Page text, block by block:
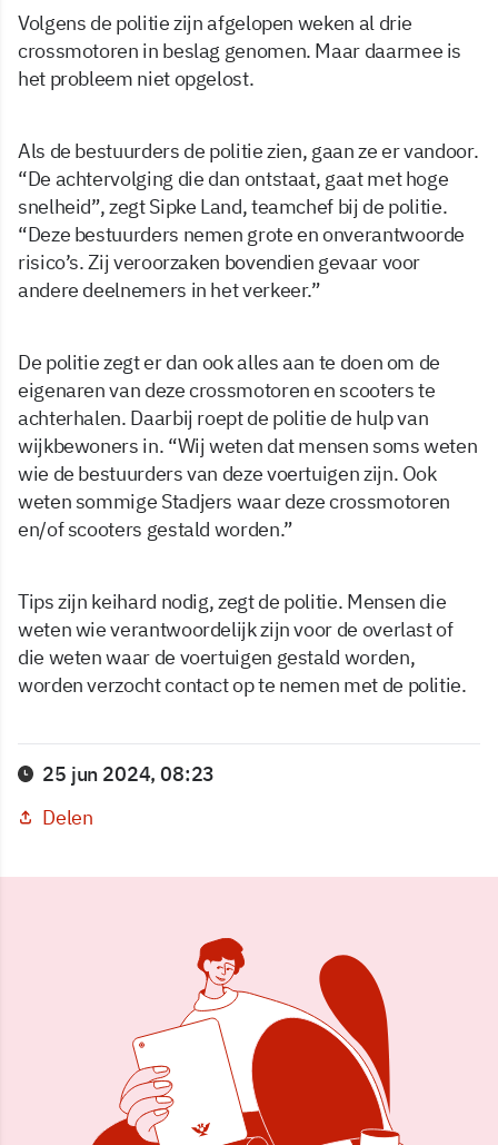
Volgens de politie zijn afgelopen weken al drie
crossmotoren in beslag genomen. Maar daarmee is
het probleem niet opgelost.
Als de bestuurders de politie zien, gaan ze er vandoor.
“De achtervolging die dan ontstaat, gaat met hoge
snelheid”, zegt Sipke Land, teamchef bij de politie.
“Deze bestuurders nemen grote en onverantwoorde
risico’s. Zij veroorzaken bovendien gevaar voor
andere deelnemers in het verkeer.”
De politie zegt er dan ook alles aan te doen om de
eigenaren van deze crossmotoren en scooters te
achterhalen. Daarbij roept de politie de hulp van
wijkbewoners in. “Wij weten dat mensen soms weten
wie de bestuurders van deze voertuigen zijn. Ook
weten sommige Stadjers waar deze crossmotoren
en/of scooters gestald worden.”
Tips zijn keihard nodig, zegt de politie. Mensen die
weten wie verantwoordelijk zijn voor de overlast of
die weten waar de voertuigen gestald worden,
worden verzocht contact op te nemen met de politie.
25 jun 2024, 08:23
Delen